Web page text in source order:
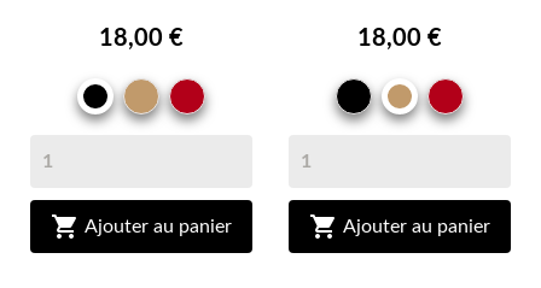
18,00 €
NOIRCAMELBRIQUE
 Ajouter au panier
18,00 €
NOIRCAMEL
 Ajouter au panier